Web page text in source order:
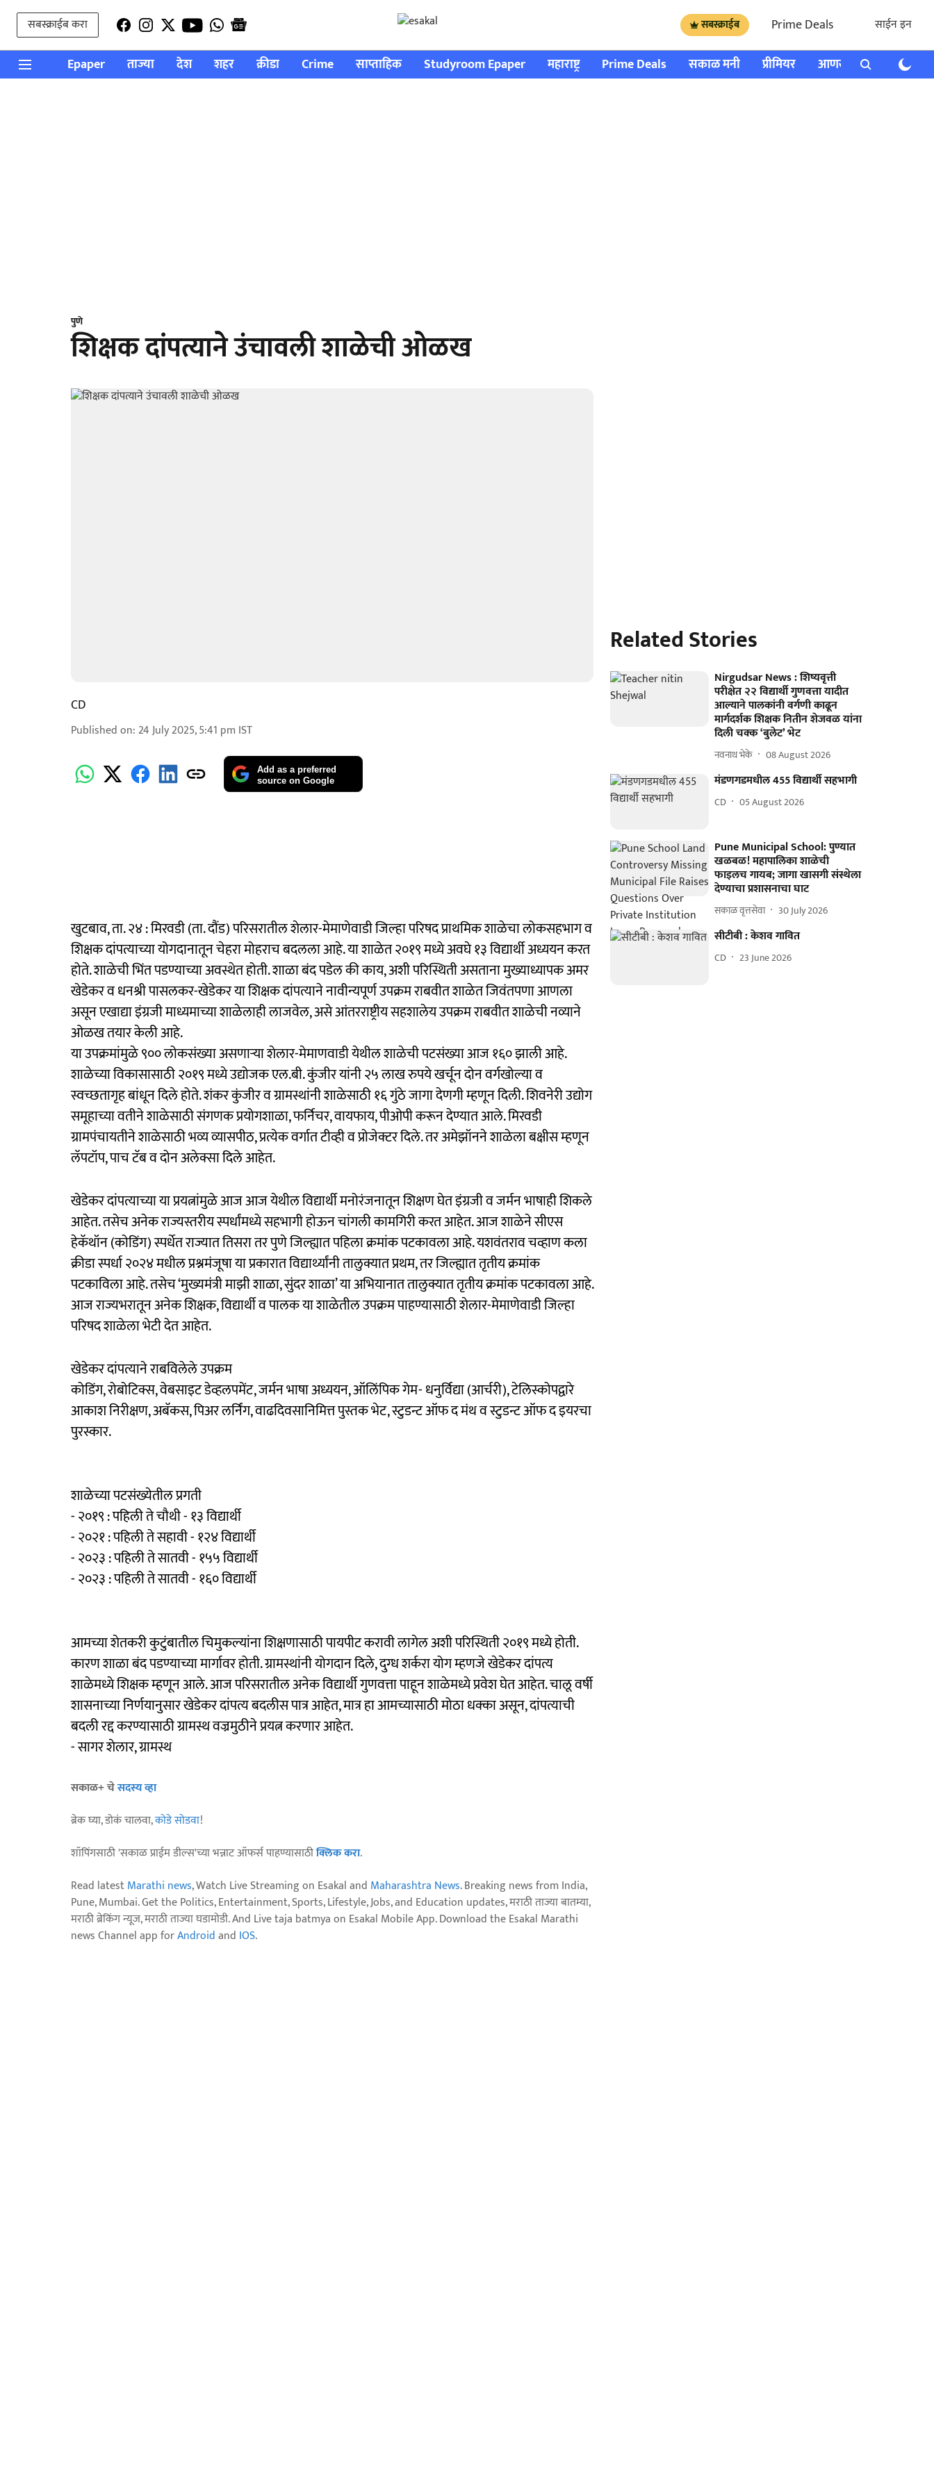
सबस्क्राईब करा सबस्क्राईब Prime Deals साईन इन
Epaper ताज्या देश शहर क्रीडा Crime साप्ताहिक Studyroom Epaper महाराष्ट्र Prime Deals सकाळ मनी प्रीमियर आणखी राशी भविष्य
पुणे
शिक्षक दांपत्याने उंचावली शाळेची ओळख
CD
Published on: 24 July 2025, 5:41 pm IST
Add as a preferred
source on Google
खुटबाव, ता. २४ : मिरवडी (ता. दौंड) परिसरातील शेलार-मेमाणेवाडी जिल्हा परिषद प्राथमिक शाळेचा लोकसहभाग व
शिक्षक दांपत्याच्या योगदानातून चेहरा मोहराच बदलला आहे. या शाळेत २०१९ मध्ये अवघे १३ विद्यार्थी अध्ययन करत
होते. शाळेची भिंत पडण्याच्या अवस्थेत होती. शाळा बंद पडेल की काय, अशी परिस्थिती असताना मुख्याध्यापक अमर
खेडेकर व धनश्री पासलकर-खेडेकर या शिक्षक दांपत्याने नावीन्यपूर्ण उपक्रम राबवीत शाळेत जिवंतपणा आणला
असून एखाद्या इंग्रजी माध्यमाच्या शाळेलाही लाजवेल‌, असे आंतरराष्ट्रीय सहशालेय उपक्रम राबवीत शाळेची नव्याने
ओळख तयार केली आहे.
या उपक्रमांमुळे ९०० लोकसंख्या असणाऱ्या शेलार-मेमाणवाडी येथील शाळेची पटसंख्या आज १६० झाली आहे.
शाळेच्या विकासासाठी २०१९ मध्ये उद्योजक एल.बी. कुंजीर यांनी २५ लाख रुपये खर्चून दोन वर्गखोल्या व
स्वच्छतागृह बांधून दिले होते. शंकर कुंजीर व ग्रामस्थांनी शाळेसाठी १६ गुंठे जागा देणगी म्हणून दिली. शिवनेरी उद्योग
समूहाच्या वतीने शाळेसाठी संगणक प्रयोगशाळा, फर्निचर, वायफाय, पीओपी करून देण्यात आले. मिरवडी
ग्रामपंचायतीने शाळेसाठी भव्य व्यासपीठ, प्रत्येक वर्गात टीव्ही व प्रोजेक्टर दिले. तर अमेझॉनने शाळेला बक्षीस म्हणून
लॅपटॉप, पाच टॅब व दोन अलेक्सा दिले आहेत.
खेडेकर दांपत्याच्या या प्रयत्नांमुळे आज आज येथील विद्यार्थी मनोरंजनातून शिक्षण घेत इंग्रजी व जर्मन भाषाही शिकले
आहेत. तसेच अनेक राज्यस्तरीय स्पर्धांमध्ये सहभागी होऊन चांगली कामगिरी करत आहेत. आज शाळेने सीएस
हेकॅथॉन (कोडिंग) स्पर्धेत राज्यात तिसरा तर पुणे जिल्ह्यात पहिला क्रमांक पटकावला आहे. यशवंतराव चव्हाण कला
क्रीडा स्पर्धा २०२४ मधील प्रश्नमंजूषा या प्रकारात विद्यार्थ्यांनी तालुक्यात प्रथम, तर जिल्ह्यात तृतीय क्रमांक
पटकाविला आहे. तसेच ‘मुख्यमंत्री माझी शाळा, सुंदर शाळा’ या अभियानात तालुक्यात तृतीय क्रमांक पटकावला आहे.
आज राज्यभरातून अनेक शिक्षक, विद्यार्थी व पालक या शाळेतील उपक्रम पाहण्यासाठी शेलार-मेमाणेवाडी जिल्हा
परिषद शाळेला भेटी देत आहेत.
खेडेकर दांपत्याने राबविलेले उपक्रम
कोडिंग, रोबोटिक्स, वेबसाइट डेव्हलपमेंट, जर्मन भाषा अध्ययन, ऑलिंपिक गेम- धनुर्विद्या (आर्चरी), टेलिस्कोपद्वारे
आकाश निरीक्षण, अबॅकस, पिअर लर्निंग, वाढदिवसानिमित्त पुस्तक भेट, स्टुडन्ट ऑफ द मंथ व स्टुडन्ट ऑफ द इयरचा
पुरस्कार.
शाळेच्या पटसंख्येतील प्रगती
- २०१९ : पहिली ते चौथी - १३ विद्यार्थी
- २०२१ : पहिली ते सहावी - १२४ विद्यार्थी
- २०२३ : पहिली ते सातवी - १५५ विद्यार्थी
- २०२३ : पहिली ते सातवी - १६० विद्यार्थी
आमच्या शेतकरी कुटुंबातील चिमुकल्यांना शिक्षणासाठी पायपीट करावी लागेल अशी परिस्थिती २०१९ मध्ये होती.
कारण शाळा बंद पडण्याच्या मार्गावर होती. ग्रामस्थांनी योगदान दिले, दुग्ध शर्करा योग म्हणजे खेडेकर दांपत्य
शाळेमध्ये शिक्षक म्हणून आले. आज परिसरातील अनेक विद्यार्थी गुणवत्ता पाहून शाळेमध्ये प्रवेश घेत आहेत. चालू वर्षी
शासनाच्या निर्णयानुसार खेडेकर दांपत्य बदलीस पात्र आहेत, मात्र हा आमच्यासाठी मोठा धक्का असून, दांपत्याची
बदली रद्द करण्यासाठी ग्रामस्थ वज्रमुठीने प्रयत्न करणार आहेत.
- सागर शेलार, ग्रामस्थ
सकाळ+ चेसदस्य व्हा
ब्रेक घ्या, डोकं चालवा,कोडे सोडवा!
शॉपिंगसाठी 'सकाळ प्राईम डील्स'च्या भन्नाट ऑफर्स पाहण्यासाठीक्लिक करा.
Read latestMarathi news, Watch Live Streaming on Esakal and Maharashtra News. Breaking news from India,
Pune, Mumbai. Get the Politics, Entertainment, Sports, Lifestyle, Jobs, and Education updates, मराठी ताज्या बातम्या,
मराठी ब्रेकिंग न्यूज, मराठी ताज्या घडामोडी. And Live taja batmya on Esakal Mobile App. Download the Esakal Marathi
news Channel app forAndroidand IOS.
Related Stories
Nirgudsar News : शिष्यवृत्ती
परीक्षेत २२ विद्यार्थी गुणवत्ता यादीत
आल्याने पालकांनी वर्गणी काढून
मार्गदर्शक शिक्षक नितीन शेजवळ यांना
दिली चक्क ‘बुलेट’ भेट
नवनाथ भेके 08 August 2026
मंडणगडमधील 455 विद्यार्थी सहभागी
CD 05 August 2026
Pune Municipal School: पुण्यात
खळबळ! महापालिका शाळेची
फाइलच गायब; जागा खासगी संस्थेला
देण्याचा प्रशासनाचा घाट
सकाळ वृत्तसेवा 30 July 2026
सीटीबी : केशव गावित
CD 23 June 2026